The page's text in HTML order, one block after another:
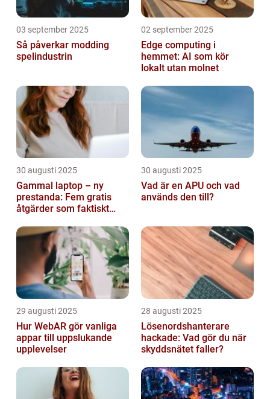
03 september 2025
Så påverkar modding
spelindustrin
02 september 2025
Edge computing i
hemmet: AI som kör
lokalt utan molnet
30 augusti 2025
Gammal laptop – ny
prestanda: Fem gratis
åtgärder som faktiskt
30 augusti 2025
Vad är en APU och vad
används den till?
29 augusti 2025
Hur WebAR gör vanliga
appar till uppslukande
upplevelser
28 augusti 2025
Lösenordshanterare
hackade: Vad gör du när
skyddsnätet faller?